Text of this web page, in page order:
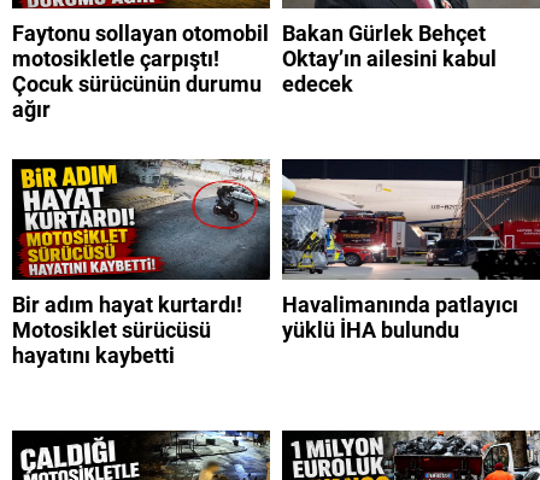
Faytonu sollayan otomobil
motosikletle çarpıştı!
Çocuk sürücünün durumu
ağır
Bakan Gürlek Behçet
Oktay’ın ailesini kabul
edecek
Bir adım hayat kurtardı!
Motosiklet sürücüsü
hayatını kaybetti
Havalimanında patlayıcı
yüklü İHA bulundu